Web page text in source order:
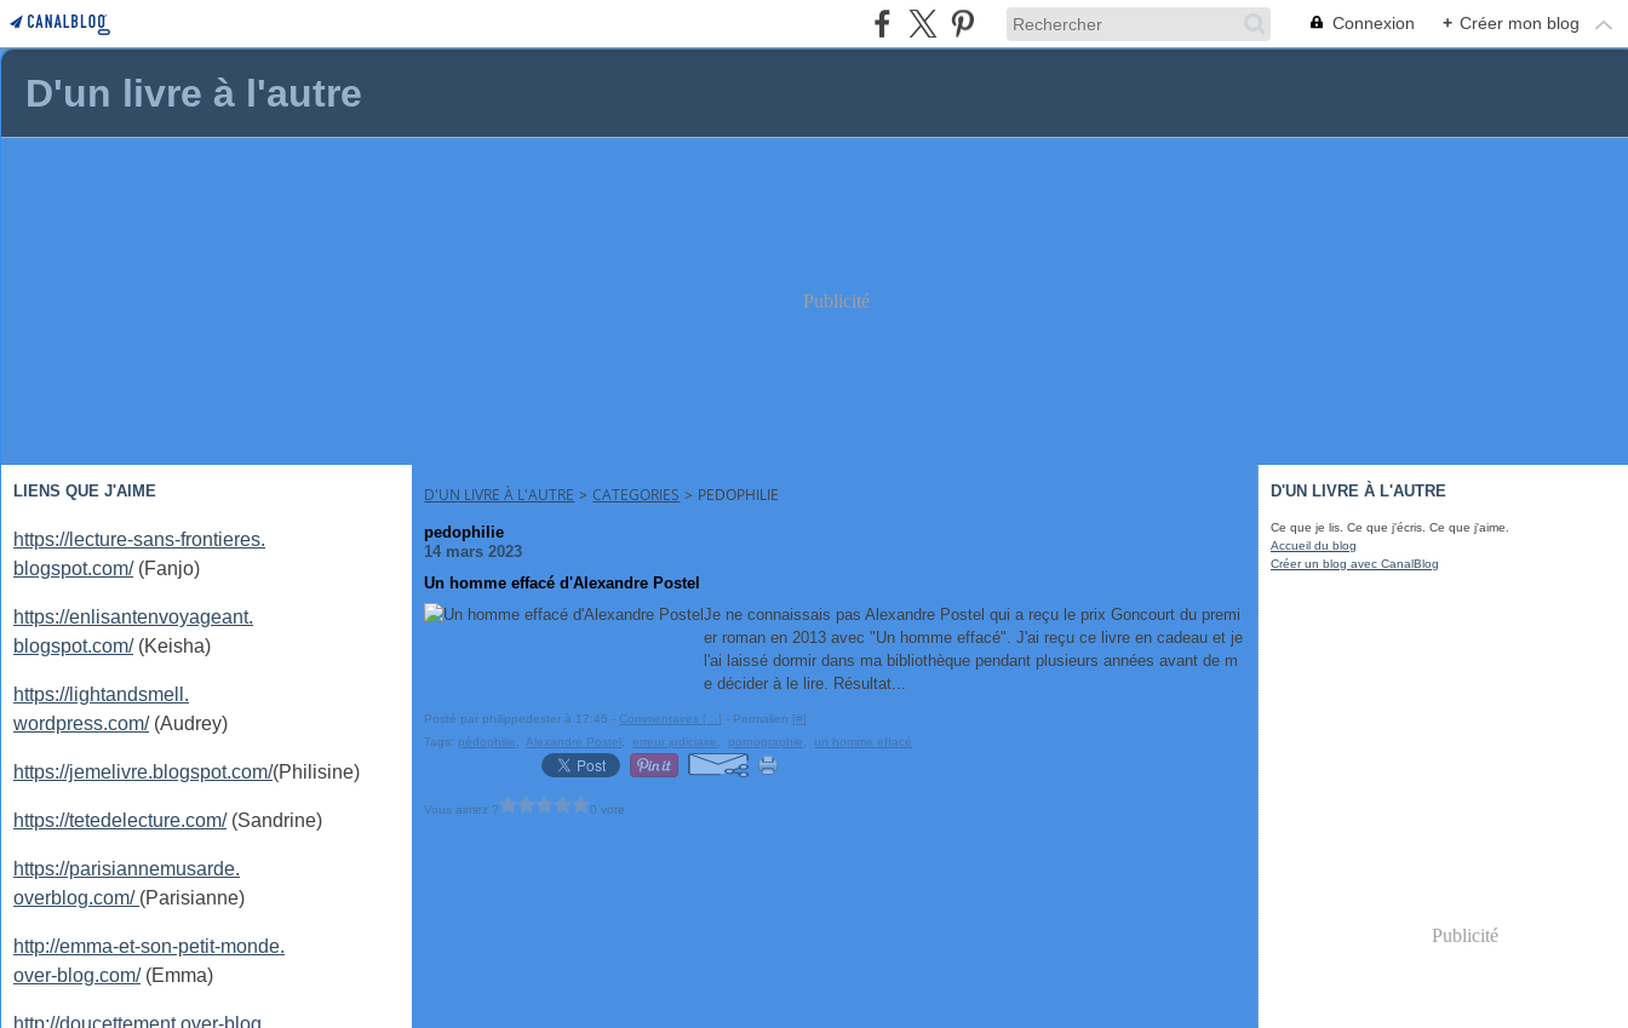
Connexion + Créer mon blog
D'un livre à l'autre
Publicité
LIENS QUE J'AIME
https://lecture-sans-frontieres.
blogspot.com/(Fanjo)
https://enlisantenvoyageant.
blogspot.com/(Keisha)
https://lightandsmell.
wordpress.com/(Audrey)
https://jemelivre.blogspot.com/(Philisine)
https://tetedelecture.com/(Sandrine)
https://parisiannemusarde.
overblog.com/ (Parisianne)
http://emma-et-son-petit-monde.
over-blog.com/(Emma)
http://doucettement.over-blog.
D'UN LIVRE À L'AUTRE > CATEGORIES > PEDOPHILIE
pedophilie
14 mars 2023
Un homme effacé d'Alexandre Postel
Je ne connaissais pas Alexandre Postel qui a reçu le prix Goncourt du premi
er roman en 2013 avec "Un homme effacé". J'ai reçu ce livre en cadeau et je
l'ai laissé dormir dans ma bibliothèque pendant plusieurs années avant de m
e décider à le lire. Résultat...
Posté par philippedester à 17:45 - Commentaires [ …] - Permalien [#]
Tags: pédophilie Alexandre Postel ,erreur judiciaire pornographie un homme effacé
Vous aimez ? 0 vote
D'UN LIVRE À L'AUTRE
Ce que je lis. Ce que j'écris. Ce que j'aime.
Accueil du blog
Créer un blog avec CanalBlog
Publicité